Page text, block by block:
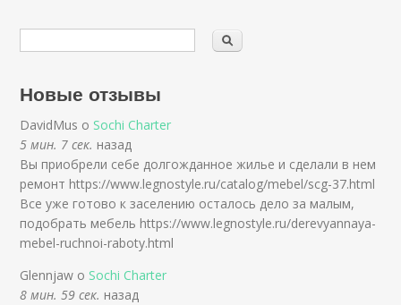
Новые отзывы
DavidMus о Sochi Charter
5 мин. 7 сек. назад
Вы приобрели себе долгожданное жилье и сделали в нем
ремонт https://www.legnostyle.ru/catalog/mebel/scg-37.html
Все уже готово к заселению осталось дело за малым,
подобрать мебель https://www.legnostyle.ru/derevyannaya-
mebel-ruchnoi-raboty.html
Glennjaw о Sochi Charter
8 мин. 59 сек. назад